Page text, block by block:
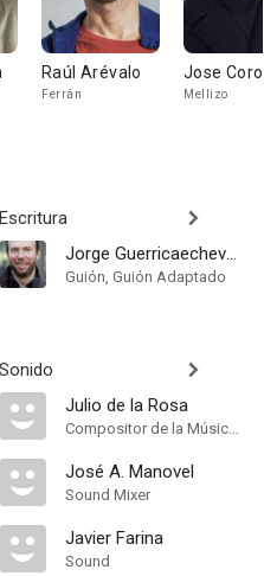
Raúl Arévalo
Ferrán
Jose
Mellizo
Escritura
Jorge Guerricaechevarría
Guión, Guión Adaptado
Sonido
Julio de la Rosa
Compositor de la Música Original
José A. Manovel
Sound Mixer
Javier Farina
Sound